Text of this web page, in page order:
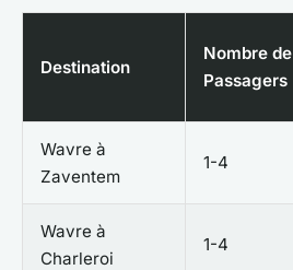
Destination
Nombre de
Passagers
Wavre à
Zaventem
1-4
Wavre à
Charleroi
1-4